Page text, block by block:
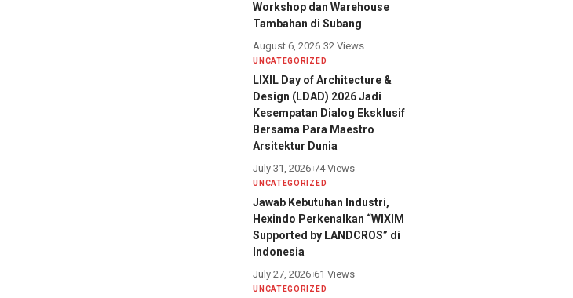
Workshop dan Warehouse
Tambahan di Subang
August 6, 2026 32 Views
UNCATEGORIZED
LIXIL Day of Architecture &
Design (LDAD) 2026 Jadi
Kesempatan Dialog Eksklusif
Bersama Para Maestro
Arsitektur Dunia
July 31, 2026 74 Views
UNCATEGORIZED
Jawab Kebutuhan Industri,
Hexindo Perkenalkan “WIXIM
Supported by LANDCROS” di
Indonesia
July 27, 2026 61 Views
UNCATEGORIZED